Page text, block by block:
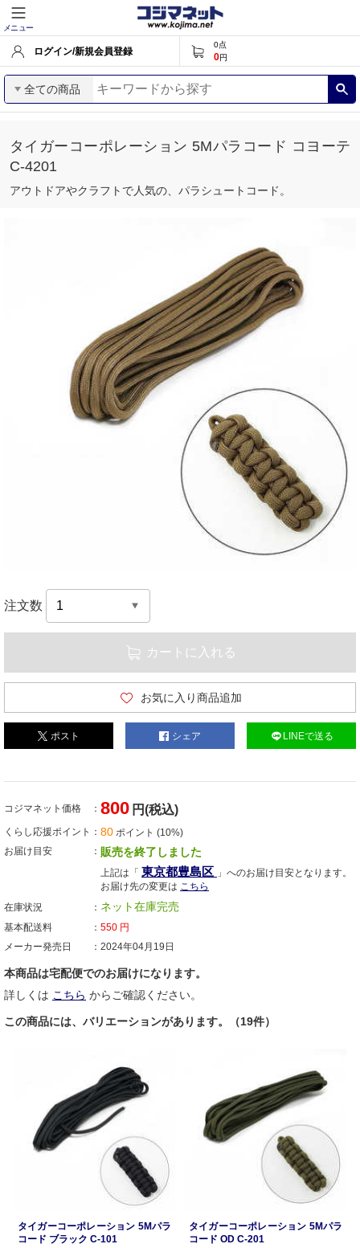
メニュー
ログイン/新規会員登録
0点
0円
全ての商品
タイガーコーポレーション 5Mパラコード コヨーテ
C-4201
アウトドアやクラフトで人気の、パラシュートコード。
注文数
カートに入れる
お気に入り商品追加
ポスト シェア LINEで送る
コジマネット価格 800 円(税込)
くらし応援ポイント 80 ポイント (10%)
お届け目安
販売を終了しました
上記は「 東京都豊島区 」へのお届け目安となります。
お届け先の変更は こちら
在庫状況
ネット在庫完売
基本配送料 550 円
メーカー発売日
2024年04月19日
本商品は宅配便でのお届けになります。
詳しくは こちら からご確認ください。
この商品には、バリエーションがあります。（19件）
タイガーコーポレーション 5Mパラ
コード ブラック C-101
タイガーコーポレーション 5Mパラ
コード OD C-201